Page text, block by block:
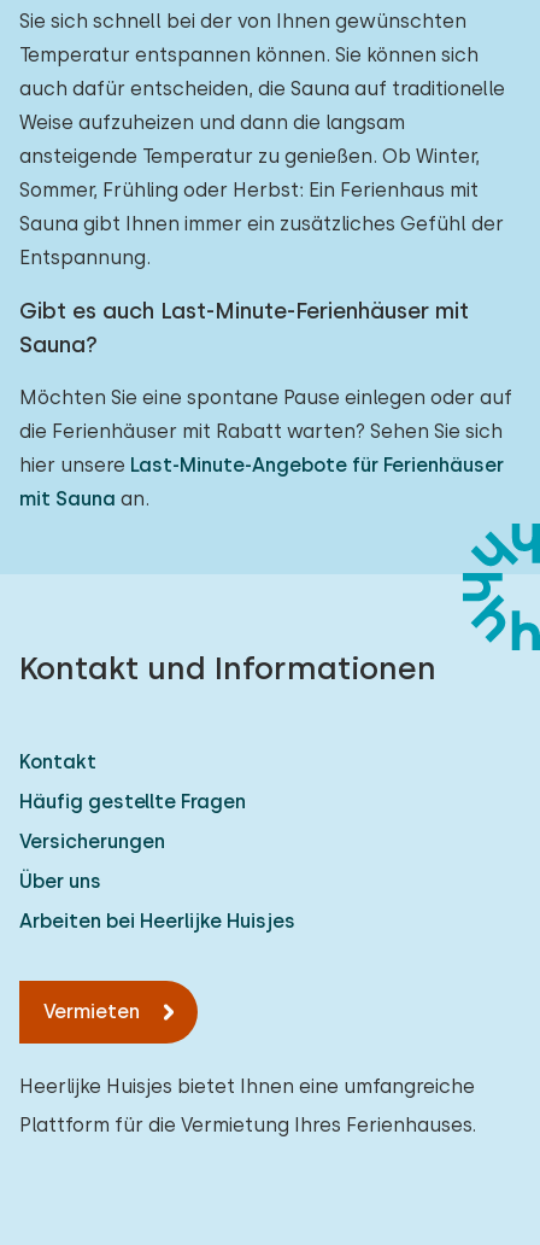
Sie sich schnell bei der von Ihnen gewünschten
Temperatur entspannen können. Sie können sich
auch dafür entscheiden, die Sauna auf traditionelle
Weise aufzuheizen und dann die langsam
ansteigende Temperatur zu genießen. Ob Winter,
Sommer, Frühling oder Herbst: Ein Ferienhaus mit
Sauna gibt Ihnen immer ein zusätzliches Gefühl der
Entspannung.
Gibt es auch Last-Minute-Ferienhäuser mit
Sauna?
Möchten Sie eine spontane Pause einlegen oder auf
die Ferienhäuser mit Rabatt warten? Sehen Sie sich
hier unsere Last-Minute-Angebote für Ferienhäuser
mit Sauna an.
Kontakt und Informationen
Kontakt
Häufig gestellte Fragen
Versicherungen
Über uns
Arbeiten bei Heerlijke Huisjes
Vermieten
Heerlijke Huisjes bietet Ihnen eine umfangreiche
Plattform für die Vermietung Ihres Ferienhauses.